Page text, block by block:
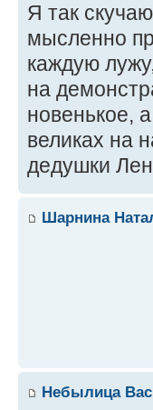
Я так
мысленно
каждую
на
новенькое,
великах на
дедушки
Шарнина
Небылица